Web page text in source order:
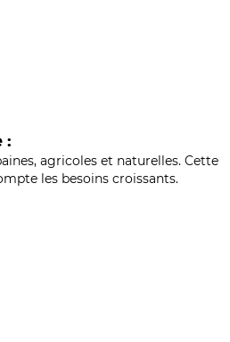
:
agricoles et naturelles. Cette
les besoins croissants.